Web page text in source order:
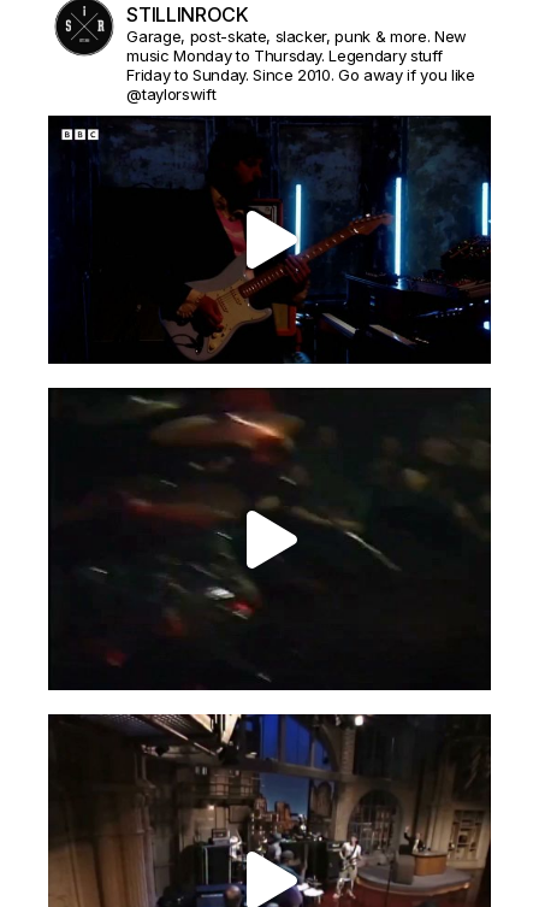
STILLINROCK
Garage, post-skate, slacker, punk & more. New
music Monday to Thursday. Legendary stuff
Friday to Sunday. Since 2010. Go away if you like
@taylorswift